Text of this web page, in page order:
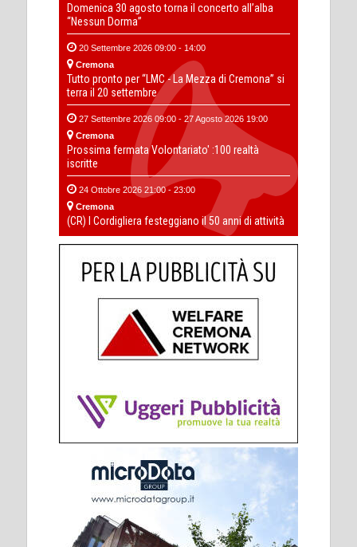
Domenica 30 agosto torna il concerto all’alba
“Nessun Dorma”
20 Settembre 2026 09:00 - 14:00
Cremona
Tutto pronto per “LMC - La Mezza di Cremona” si
terra il 20 settembre
27 Settembre 2026 09:00 - 27 Agosto 2026 19:00
Cremona
Prossima fermata Volontariato' :100 realtà
iscritte
24 Ottobre 2026 21:00 - 23:00
Cremona
(CR) I Cordigliera festeggiano il 50 anni di attività